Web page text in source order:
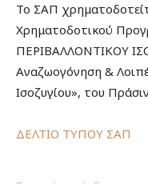
Το ΣΑΠ
Χρηματοδοτικού
ΠΕΡΙΒΑΛΛΟΝΤΙΚΟΥ
Αναζωογόνηση &
Ισοζυγίου», του
ΔΕΛΤΙΟ ΤΥΠΟΥ ΣΑΠ